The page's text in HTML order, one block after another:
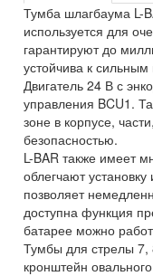
Тумба шлагбаума L-
используется для
гарантируют до
устойчива к сильным
Двигатель 24 В с
управления BCU1.
зоне в корпусе,
безопасностью.
L-BAR также имеет
облегчают
позволяет
доступна функция
батарее можно
Тумбы для стрелы 7,
кронштейн